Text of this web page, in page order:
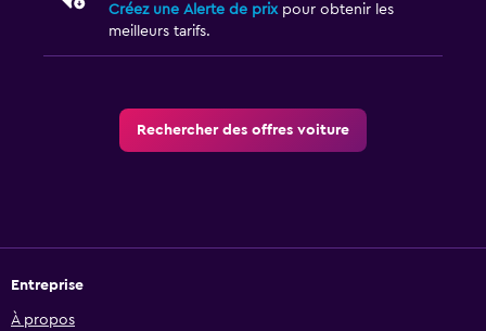
Créez une Alerte de prixpour obtenir les
meilleurs tarifs.
Rechercher des offres voiture
Entreprise
À propos